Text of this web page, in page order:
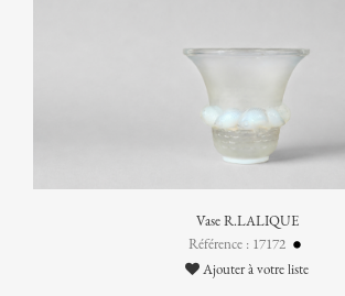
Vase R.LALIQUE
Référence : 17172
Ajouter à votre liste